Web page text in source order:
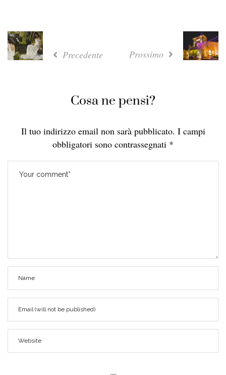
Precedente Prossimo
Cosa ne pensi?
Il tuo indirizzo email non sarà pubblicato. I campi
obbligatori sono contrassegnati *